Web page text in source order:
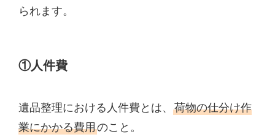
られます。
①人件費
遺品整理における人件費とは、 荷物の仕分け作
業にかかる費用のこと。